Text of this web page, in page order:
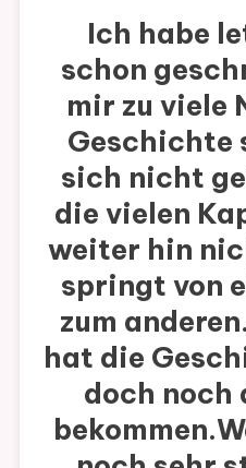
Ich habe
schon
mir zu viele
Geschichte
sich nicht
die vielen
weiter hin
springt von
zum
hat die
doch noch